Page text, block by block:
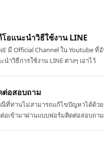
โอแนะนำวิธีใช้งาน LINE
มี Official Channel ใน Youtube ที่
นำวิธีการใช้งาน LINE ต่างๆ เอาไว้
ต่อสอบถาม
ที่ท่านไม่สามารถแก้ไขปัญหาได้ด้วย
อเข้ามาผ่านแบบฟอร์มติดต่อสอบถาม